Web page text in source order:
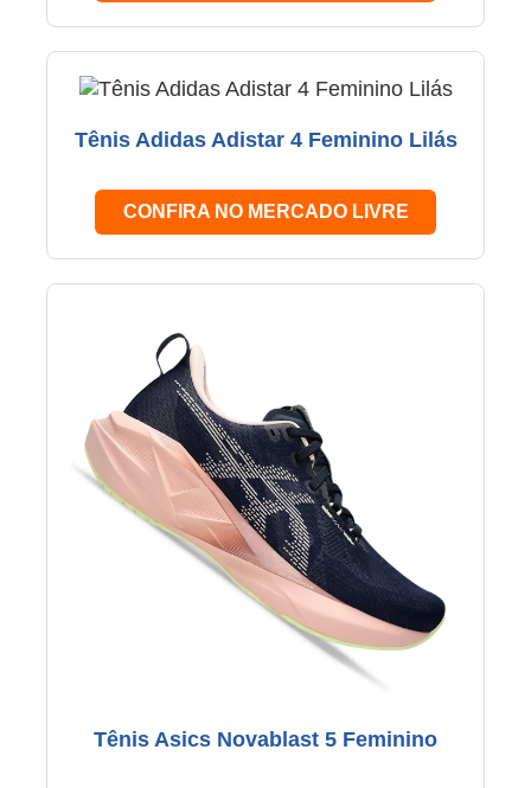
Tênis Adidas Adistar 4 Feminino Lilás
CONFIRA NO MERCADO LIVRE
Tênis Asics Novablast 5 Feminino